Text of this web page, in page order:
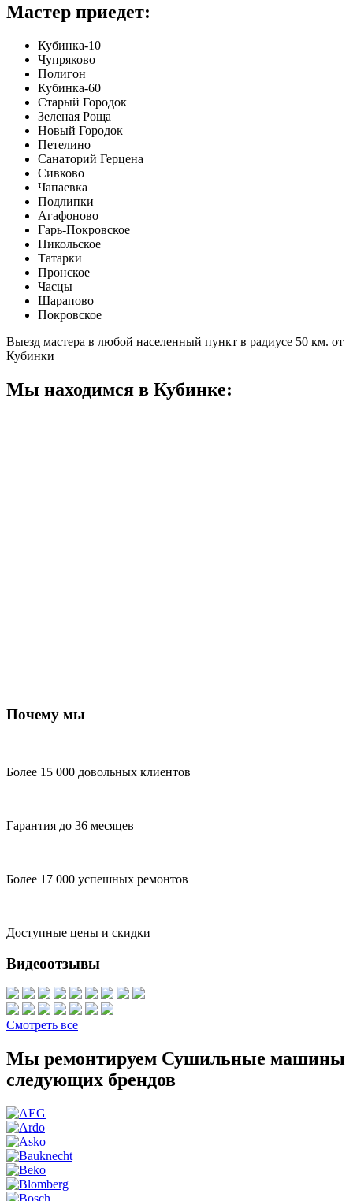
Мастер приедет:
Кубинка-10
Чупряково
Полигон
Кубинка-60
Старый Городок
Зеленая Роща
Новый Городок
Петелино
Санаторий Герцена
Сивково
Чапаевка
Подлипки
Агафоново
Гарь-Покровское
Никольское
Татарки
Пронское
Часцы
Шарапово
Покровское
Выезд мастера в любой населенный пункт в радиусе 50 км. от
Кубинки
Мы находимся в Кубинке:
Почему мы
Более 15 000 довольных клиентов
Гарантия до 36 месяцев
Более 17 000 успешных ремонтов
Доступные цены и скидки
Видеоотзывы
Смотреть все
Мы ремонтируем Сушильные машины
следующих брендов